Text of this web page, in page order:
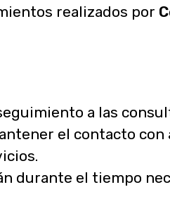
realizados por
a las
el contacto con
durante el tiempo